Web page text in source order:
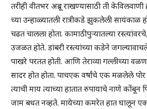
तरीही वीतभर अब्रू राखण्यासाठी ती
च्या उन्हाळ्यातली रात्रीकडे झुकलेली सायंकाळ
चढत चालला होता. कामाठीपुऱ्यातल्या
उजळत होते. डांबरी रस्त्यांच्या कडेने
पाखरे परतत होती. आणि तेराव्या गल्लीच्या
सादर होत होता. पाचएक वर्षांचे एक मळलेले
त्याची माय त्याच्या हातात रुपायाचे नाणे कोंबून
जाम बधत नव्हते. मायेच्या कमरेत हात घालून एक